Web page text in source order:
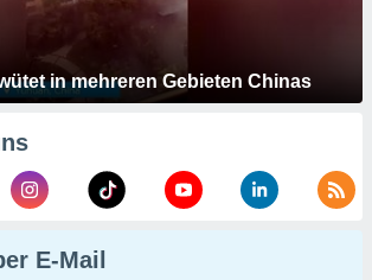
in mehreren Gebieten Chinas
E-Mail